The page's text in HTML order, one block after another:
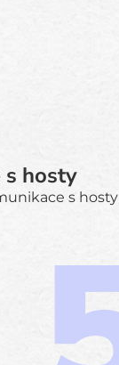
s hosty
s